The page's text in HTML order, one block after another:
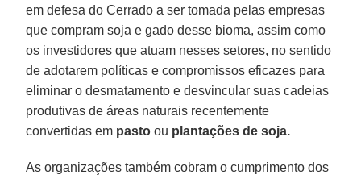
em defesa do Cerrado a ser tomada pelas empresas
que compram soja e gado desse bioma, assim como
os investidores que atuam nesses setores, no sentido
de adotarem políticas e compromissos eficazes para
eliminar o desmatamento e desvincular suas cadeias
produtivas de áreas naturais recentemente
convertidas em pasto ou plantações de soja.
As organizações também cobram o cumprimento dos